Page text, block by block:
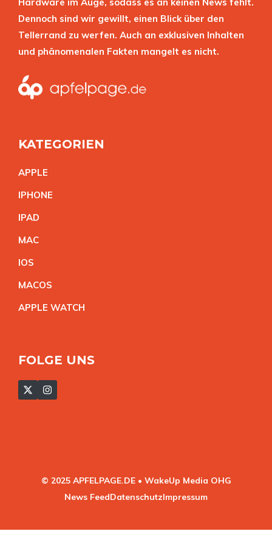
Dennoch sind wir gewillt, einen Blick über den
Tellerrand zu werfen. Auch an exklusiven Inhalten
und phänomenalen Fakten mangelt es nicht.
KATEGORIEN
APPLE
IPHONE
IPAD
MAC
IOS
MACOS
APPLE WATCH
FOLGE UNS
© 2025 APFELPAGE.DE • WakeUp Media OHG
News FeedDatenschutzImpressum